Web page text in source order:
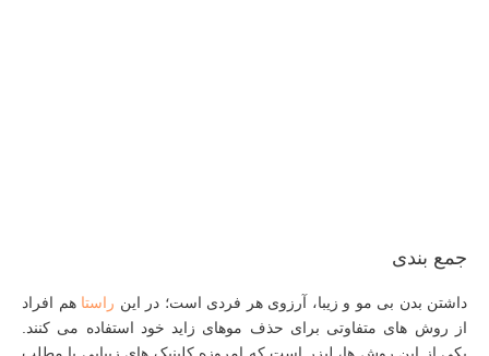
جمع بندی
داشتن بدن بی مو و زیبا، آرزوی هر فردی است؛ در این راستا هم افراد
از روش های متفاوتی برای حذف موهای زاید خود استفاده می کنند.